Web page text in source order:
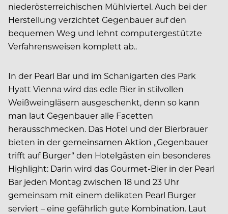
niederösterreichischen Mühlviertel. Auch bei der
Herstellung verzichtet Gegenbauer auf den
bequemen Weg und lehnt computergestützte
Verfahrensweisen komplett ab..
In der Pearl Bar und im Schanigarten des Park
Hyatt Vienna wird das edle Bier in stilvollen
Weißweingläsern ausgeschenkt, denn so kann
man laut Gegenbauer alle Facetten
herausschmecken. Das Hotel und der Bierbrauer
bieten in der gemeinsamen Aktion „Gegenbauer
trifft auf Burger“ den Hotelgästen ein besonderes
Highlight: Darin wird das Gourmet-Bier in der Pearl
Bar jeden Montag zwischen 18 und 23 Uhr
gemeinsam mit einem delikaten Pearl Burger
serviert – eine gefährlich gute Kombination. Laut